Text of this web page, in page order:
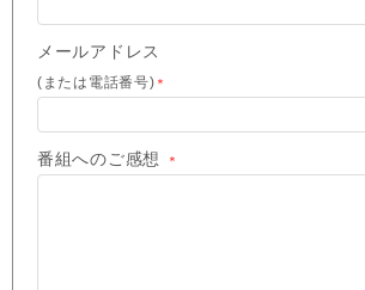
メールアドレス
(または電話番号) ＊
番組へのご感想 ＊